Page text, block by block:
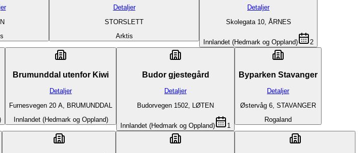
Detaljer
STORSLETT
Arktis
Detaljer
Skolegata 10, ÅRNES
Innlandet (Hedmark og Oppland) 2
Brumunddal utenfor Kiwi
Detaljer
Furnesvegen 20 A, BRUMUNDDAL
Innlandet (Hedmark og Oppland)
Budor gjestegård
Detaljer
Budorvegen 1502, LØTEN
Innlandet (Hedmark og Oppland) 1
Byparken Stavanger
Detaljer
Østervåg 6, STAVANGER
Rogaland